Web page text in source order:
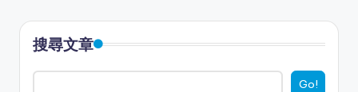
搜尋文章
Go!